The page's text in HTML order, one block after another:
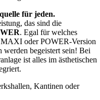
für jeden.
das sind die
. Egal für welches
oder POWER-Version
begeistert sein! Bei
ist alles im ästhetischen
Kantinen oder